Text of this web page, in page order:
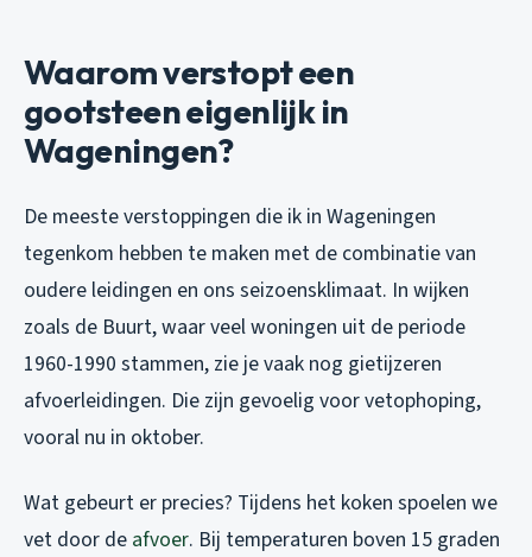
Waarom verstopt een
gootsteen eigenlijk in
Wageningen?
De meeste verstoppingen die ik in Wageningen
tegenkom hebben te maken met de combinatie van
oudere leidingen en ons seizoensklimaat. In wijken
zoals de Buurt, waar veel woningen uit de periode
1960-1990 stammen, zie je vaak nog gietijzeren
afvoerleidingen. Die zijn gevoelig voor vetophoping,
vooral nu in oktober.
Wat gebeurt er precies? Tijdens het koken spoelen we
vet door de afvoer. Bij temperaturen boven 15 graden